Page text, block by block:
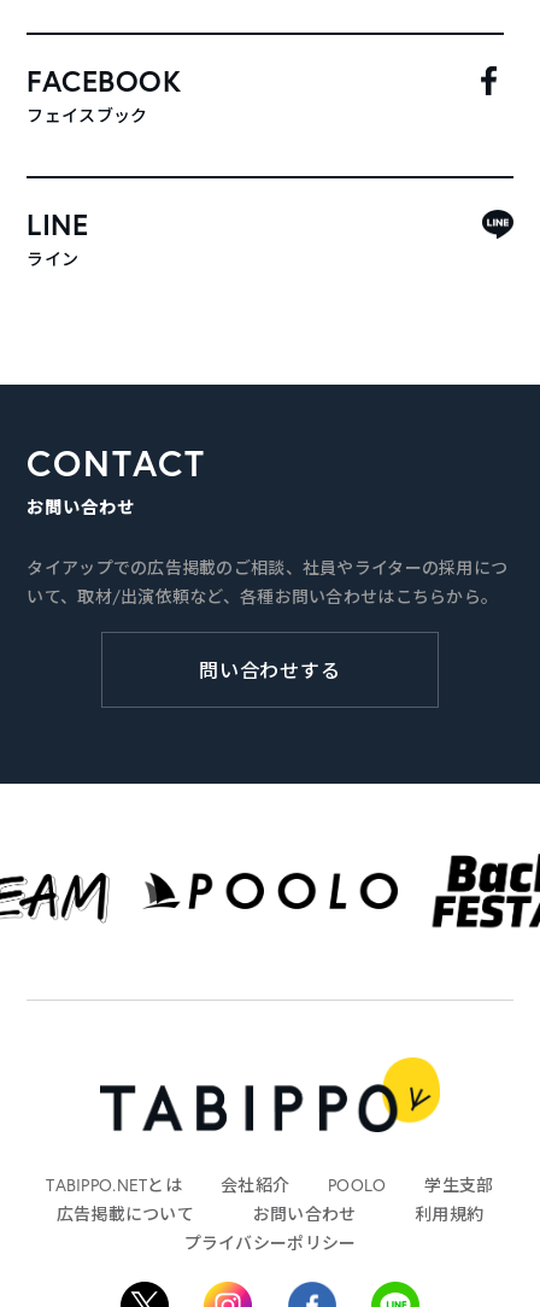
FACEBOOK
フェイスブック
LINE
ライン
CONTACT
お問い合わせ
タイアップでの広告掲載のご相談、社員やライターの採用につ
いて、取材/出演依頼など、各種お問い合わせはこちらから。
問い合わせする
TABIPPO.NETとは 会社紹介 POOLO
学生支部
広告掲載について
お問い合わせ
利用規約
プライバシーポリシー